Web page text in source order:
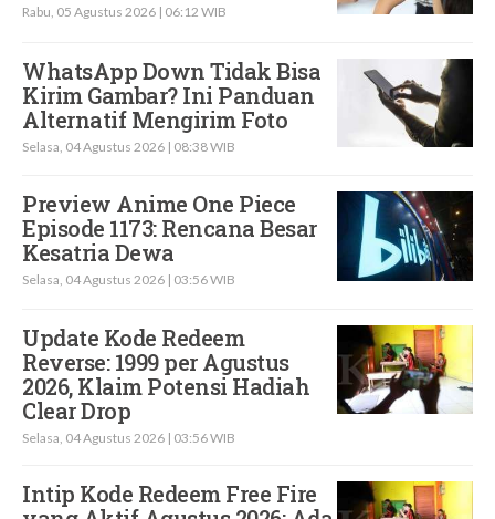
Rabu, 05 Agustus 2026 | 06:12 WIB
WhatsApp Down Tidak Bisa
Kirim Gambar? Ini Panduan
Alternatif Mengirim Foto
Selasa, 04 Agustus 2026 | 08:38 WIB
Preview Anime One Piece
Episode 1173: Rencana Besar
Kesatria Dewa
Selasa, 04 Agustus 2026 | 03:56 WIB
Update Kode Redeem
Reverse: 1999 per Agustus
2026, Klaim Potensi Hadiah
Clear Drop
Selasa, 04 Agustus 2026 | 03:56 WIB
Intip Kode Redeem Free Fire